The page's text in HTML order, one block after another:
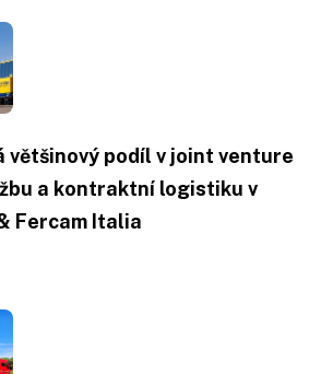
většinový podíl v joint venture
a kontraktní logistiku v
Fercam Italia